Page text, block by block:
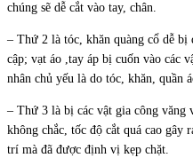
chúng sẽ dễ cắt vào tay, chân.
– Thứ 2 là tóc, khăn quàng cổ dễ bị
cập; vạt áo ,tay áp bị cuốn vào các
nhân chủ yếu là do tóc, khăn, quần
– Thứ 3 là bị các vật gia công văng
không chắc, tốc độ cắt quá cao
trí mà đã được định vị kẹp chặt.